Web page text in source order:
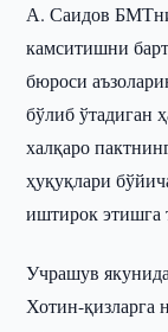
А. Саидов
камситишни
бюроси
бўлиб ўтадиган
халқаро
ҳуқуқлари
иштирок этишга
Учрашув
Хотин-қизларга